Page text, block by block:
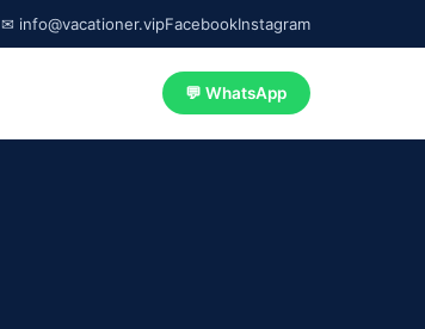
✉ info@vacationer.vipFacebookInstagram
💬 WhatsApp